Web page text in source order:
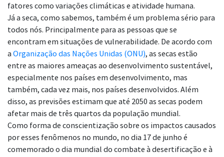
fatores como variações climáticas e atividade humana.
Já a seca, como sabemos, também é um problema sério para
todos nós. Principalmente para as pessoas que se
encontram em situações de vulnerabilidade. De acordo com
a Organização das Nações Unidas (ONU), as secas estão
entre as maiores ameaças ao desenvolvimento sustentável,
especialmente nos países em desenvolvimento, mas
também, cada vez mais, nos países desenvolvidos. Além
disso, as previsões estimam que até 2050 as secas podem
afetar mais de três quartos da população mundial.
Como forma de conscientização sobre os impactos causados
por esses fenômenos no mundo, no dia 17 de junho é
comemorado o dia mundial do combate à desertificação e à